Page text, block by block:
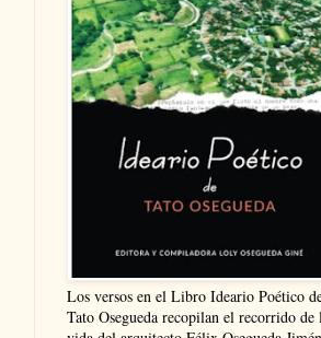
Los versos en el Libro Ideario Poético
Tato Osegueda recopilan el recorrido de